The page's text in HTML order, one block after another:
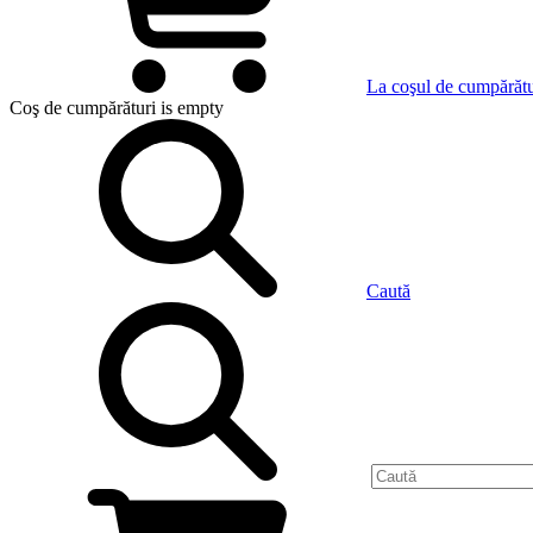
La coşul de
Coş de cumpărături is empty
Caută